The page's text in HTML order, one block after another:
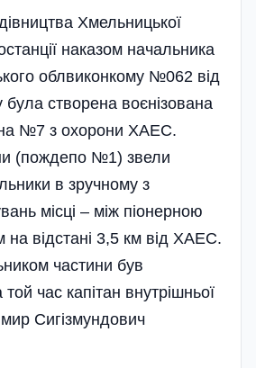
Хмельницької
наказом начальника
облвиконкому №062 від
створена воєнізована
№7 з охорони ХАЕС.
(пождепо №1) звели
в зручному з
місці – між піонерною
на відстані 3,5 км від ХАЕС.
частини був
час капітан внутрішньої
Сигізмундович